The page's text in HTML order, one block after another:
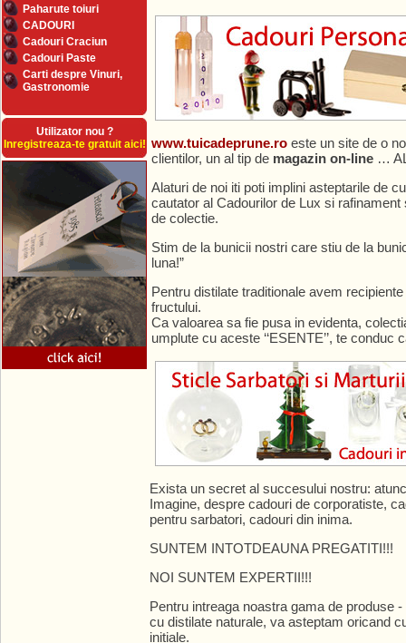
Paharute toiuri
CADOURI
Cadouri Craciun
Cadouri Paste
Carti despre Vinuri,
Gastronomie
Utilizator nou ?
Inregistreaza-te gratuit aici! www.tuicadeprune.ro este un site de o
clientilor, un al tip de magazin on-line …
Alaturi de noi iti poti implini asteptarile de
cautator al Cadourilor de Lux si
de colectie.
Stim de la bunicii nostri care stiu de la
luna!”
Pentru distilate traditionale avem
fructului.
Ca valoarea sa fie pusa in evidenta,
umplute cu aceste ‘‘ESENTE’’, te conduc
Exista un secret al succesului nostru:
Imagine, despre cadouri de corporatiste,
pentru sarbatori, cadouri din inima.
SUNTEM INTOTDEAUNA PREGATITI!!!
NOI SUNTEM EXPERTII!!!
Pentru intreaga noastra gama de produse
cu distilate naturale, va asteptam oricand
initiale.